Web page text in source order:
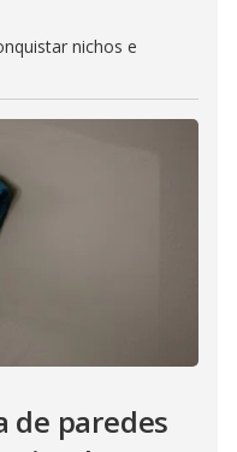
nichos e
de paredes